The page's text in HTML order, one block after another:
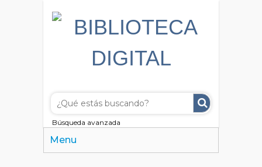
Búsqueda avanzada
Menu